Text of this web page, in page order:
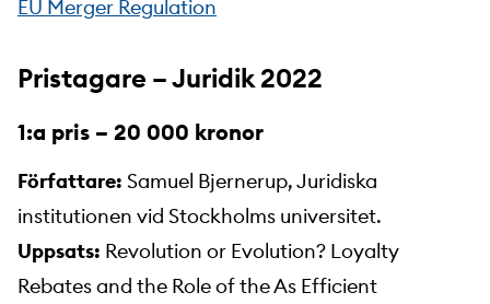
EU Merger Regulation
Pristagare – Juridik 2022
1:a pris – 20 000 kronor
Författare: Samuel Bjernerup, Juridiska
institutionen vid Stockholms universitet.
Uppsats: Revolution or Evolution? Loyalty
Rebates and the Role of the As Efficient